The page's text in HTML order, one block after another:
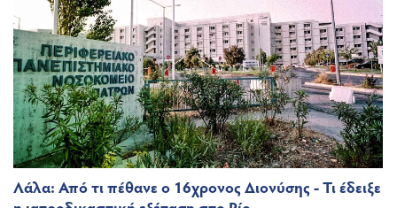
Λάλα: Από τι πέθανε ο 16χρονος Διονύσης - Τι έδειξε